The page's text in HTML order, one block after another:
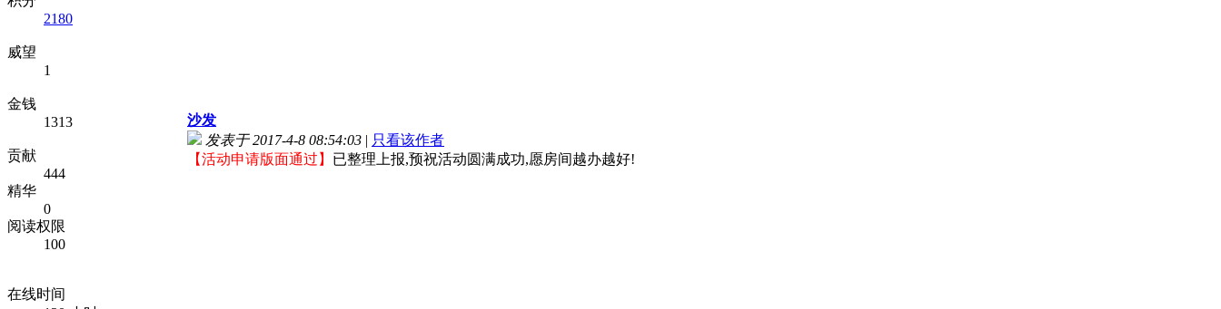
2180
威望
1
金钱
1313
贡献
444
精华
0
阅读权限
100
在线时间
沙发
发表于 2017-4-8 08:54:03 | 只看该作者
【活动申请版面通过】 已整理上报,预祝活动圆满成功,愿房间越办越好!